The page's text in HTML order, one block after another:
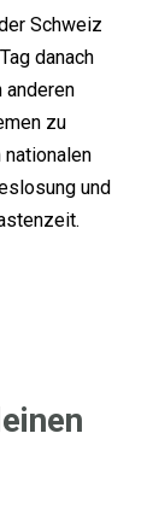
Schweiz
danach
anderen
zu
nationalen
und